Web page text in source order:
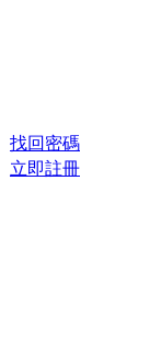
找回密碼
立即註冊